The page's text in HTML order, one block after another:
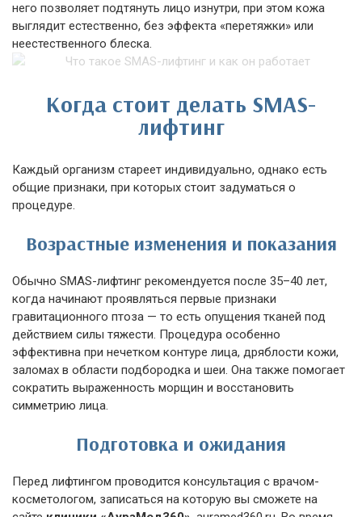
него позволяет подтянуть лицо изнутри, при этом кожа
выглядит естественно, без эффекта «перетяжки» или
неестественного блеска.
Когда стоит делать SMAS-
лифтинг
Каждый организм стареет индивидуально, однако есть
общие признаки, при которых стоит задуматься о
процедуре.
Возрастные изменения и показания
Обычно SMAS-лифтинг рекомендуется после 35–40 лет,
когда начинают проявляться первые признаки
гравитационного птоза — то есть опущения тканей под
действием силы тяжести. Процедура особенно
эффективна при нечетком контуре лица, дряблости кожи,
заломах в области подбородка и шеи. Она также помогает
сократить выраженность морщин и восстановить
симметрию лица.
Подготовка и ожидания
Перед лифтингом проводится консультация с врачом-
косметологом, записаться на которую вы сможете на